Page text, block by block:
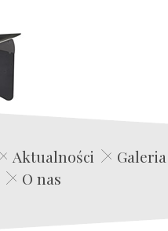
Edwin Film Agencja Aktorska
Aktualności
Galeria
O nas